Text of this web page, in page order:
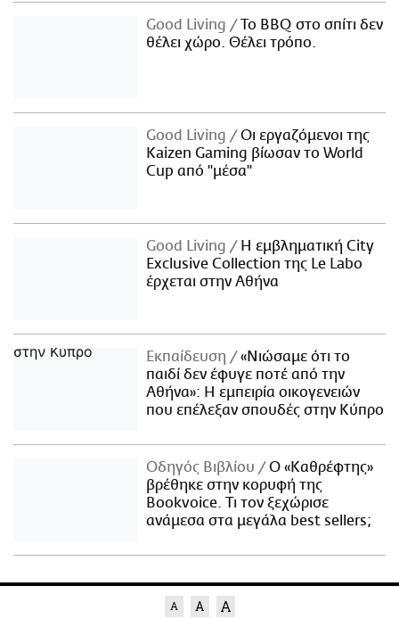
Good Living
Το BBQ στο σπίτι δεν
θέλει χώρο. Θέλει τρόπο.
Good Living
Οι εργαζόμενοι της
Kaizen Gaming βίωσαν το World
Cup από "μέσα"
Good Living
Η εμβληματική City
Exclusive Collection της Le Labo
έρχεται στην Αθήνα
Εκπαίδευση
«Νιώσαμε ότι το
παιδί δεν έφυγε ποτέ από την
Αθήνα»: Η εμπειρία οικογενειών
που επέλεξαν σπουδές στην Κύπρο
Οδηγός Βιβλίου
Ο «Καθρέφτης»
βρέθηκε στην κορυφή της
Bookvoice. Τι τον ξεχώρισε
ανάμεσα στα μεγάλα best sellers;